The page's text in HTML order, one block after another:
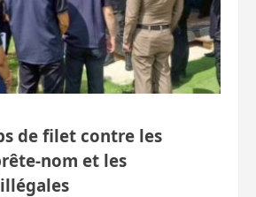
de filet contre les
et les